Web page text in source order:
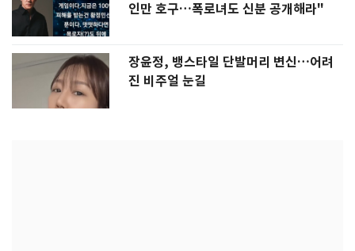
인만 호구…폭로녀도 신분 공개해라"
장윤정, 뱅스타일 단발머리 변신…어려
진 비주얼 눈길